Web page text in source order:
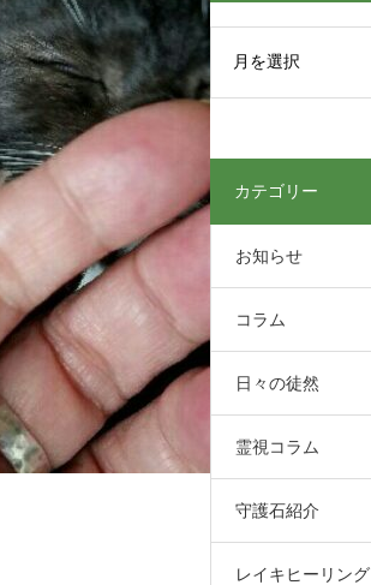
カテゴリー
お知らせ
コラム
日々の徒然
霊視コラム
守護石紹介
レイキヒーリング